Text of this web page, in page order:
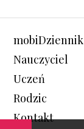
mobiDziennik
Nauczyciel
Uczeń
Rodzic
Kontakt